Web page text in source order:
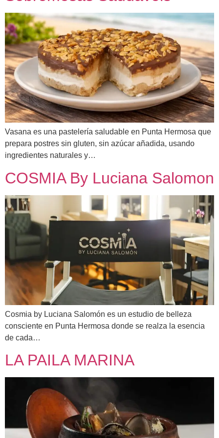
Vasana es una pastelería saludable en Punta Hermosa que
prepara postres sin gluten, sin azúcar añadida, usando
ingredientes naturales y…
COSMIA By Luciana Salomon
Cosmia by Luciana Salomón es un estudio de belleza
consciente en Punta Hermosa donde se realza la esencia
de cada…
LA PAILA MARINA